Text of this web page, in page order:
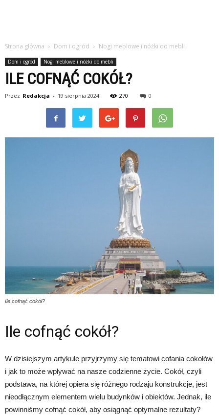
Strona główna Dom i ogród Nogi meblowe i nóżki do mebli
Dom i ogród Nogi meblowe i nóżki do mebli
ILE COFNĄĆ COKÓŁ?
Przez Redakcja - 19 sierpnia 2024 270 0
Ile cofnąć cokół?
Ile cofnąć cokół?
W dzisiejszym artykule przyjrzymy się tematowi cofania cokołów
i jak to może wpływać na nasze codzienne życie. Cokół, czyli
podstawa, na której opiera się różnego rodzaju konstrukcje, jest
nieodłącznym elementem wielu budynków i obiektów. Jednak, ile
powinniśmy cofnąć cokół, aby osiągnąć optymalne rezultaty?